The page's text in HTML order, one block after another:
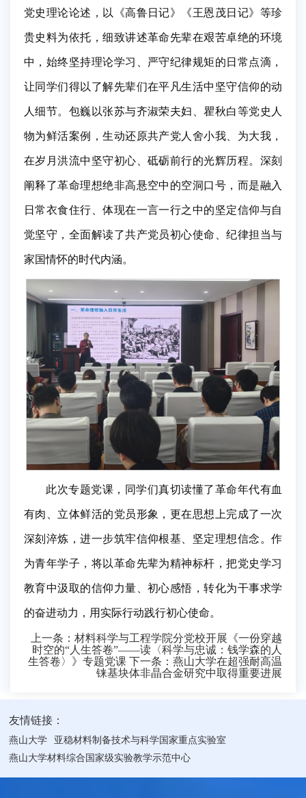
党史理论论述，以《高鲁日记》《王恩茂日记》等珍
贵史料为依托，细致讲述革命先辈在艰苦卓绝的环境
中，始终坚持理论学习、严守纪律规矩的日常点滴，
让同学们得以了解先辈们在平凡生活中坚守信仰的动
人细节。包巍以张苏与齐淑荣夫妇、瞿秋白等党史人
物为鲜活案例，生动还原共产党人舍小我、为大我，
在岁月洪流中坚守初心、砥砺前行的光辉历程。深刻
阐释了革命理想绝非高悬空中的空洞口号，而是融入
日常衣食住行、体现在一言一行之中的坚定信仰与自
觉坚守，全面解读了共产党员初心使命、纪律担当与
家国情怀的时代内涵。
此次专题党课，同学们真切读懂了革命年代有血
有肉、立体鲜活的党员形象，更在思想上完成了一次
深刻淬炼，进一步筑牢信仰根基、坚定理想信念。作
为青年学子，将以革命先辈为精神标杆，把党史学习
教育中汲取的信仰力量、初心感悟，转化为干事求学
的奋进动力，用实际行动践行初心使命。
上一条： 材料科学与工程学院分党校开展《一份穿越
时空的“人生答卷”——读〈科学与忠诚：钱学森的人
生答卷〉》专题党课 下一条： 燕山大学在超强耐高温
铼基块体非晶合金研究中取得重要进展
友情链接：
燕山大学
亚稳材料制备技术与科学国家重点实验室
燕山大学材料综合国家级实验教学示范中心